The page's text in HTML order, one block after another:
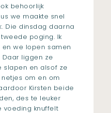
behoorlijk
we maakte snel
Die dinsdag daarna
poging. Ik
we lopen samen
liggen ze
slapen en alsof ze
om en om
Kirsten beide
des te leuker
voeding knuffelt